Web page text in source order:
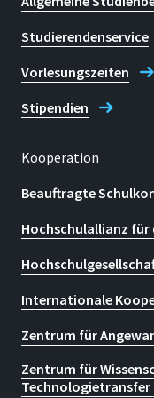
Studierendenservice
Vorlesungszeiten
Stipendien
Kooperation
Beauftragte
Hochschulallianz für
Internationale
Zentrum für
Zentrum für
Technologietransfer